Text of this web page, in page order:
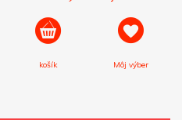
košík Môj výber